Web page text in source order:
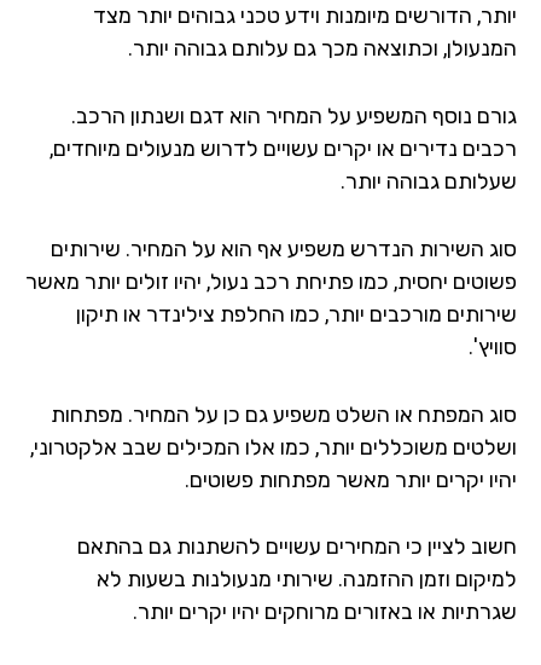
הדורשים מיומנות וידע טכני גבוהים יותר מצד
וכתוצאה מכך גם עלותם גבוהה יותר.
נוסף המשפיע על המחיר הוא דגם ושנתון הרכב.
נדירים או יקרים עשויים לדרוש מנעולים מיוחדים,
גבוהה יותר.
השירות הנדרש משפיע אף הוא על המחיר. שירותים
יחסית, כמו פתיחת רכב נעול, יהיו זולים יותר מאשר
מורכבים יותר, כמו החלפת צילינדר או תיקון
המפתח או השלט משפיע גם כן על המחיר. מפתחות
משוכללים יותר, כמו אלו המכילים שבב אלקטרוני,
יקרים יותר מאשר מפתחות פשוטים.
לציין כי המחירים עשויים להשתנות גם בהתאם
וזמן ההזמנה. שירותי מנעולנות בשעות לא
או באזורים מרוחקים יהיו יקרים יותר.